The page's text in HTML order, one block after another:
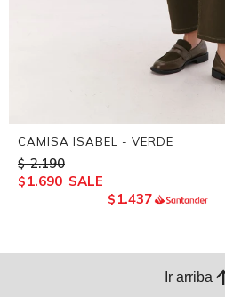
CAMISA ISABEL - VERDE
$ 2.190
$ 1.690
$ 1.437
Ir arriba